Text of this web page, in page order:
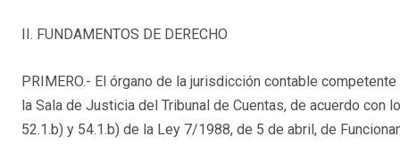
II. FUNDAMENTOS DE DERECHO
PRIMERO.- El órgano de la jurisdicción contable
la Sala de Justicia del Tribunal de Cuentas, de acuerdo
52.1.b) y 54.1.b) de la Ley 7/1988, de 5 de abril, de